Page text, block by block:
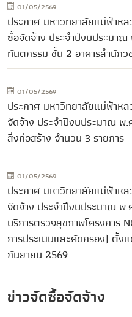
01/05/2569
ประกาศ มหาวิทยาลัยแม่ฟ้าห
ซื้อจัดจ้าง ประจำปีงบประมา
ทันตกรรม ชั้น 2 อาคารสำนัก
01/05/2569
ประกาศ มหาวิทยาลัยแม่ฟ้าห
จัดจ้าง ประจำปีงบประมาณ
สิ่งก่อสร้าง จำนวน 3 รายการ
01/05/2569
ประกาศ มหาวิทยาลัยแม่ฟ้าห
จัดจ้าง ประจำปีงบประมาณ พ.
บริการตรวจสุขภาพโครงการ
การประเมินและคัดกรอง) ตั้
กันยายน 2569
ข่าวจัดซื้อจัดจ้าง